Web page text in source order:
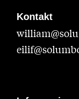
Kontakt